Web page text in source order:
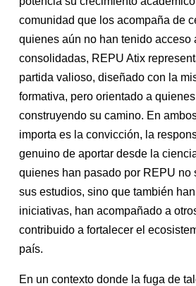
comunidad que los acompaña de
quienes aún no han tenido acceso
consolidadas, REPU Atix
partida valioso, diseñado con la
formativa, pero orientado a
construyendo su camino. En
importa es la convicción, la
genuino de aportar desde la
quienes han pasado por REPU no
sus estudios, sino que también
iniciativas, han acompañado a
contribuido a fortalecer el
país.
En un contexto donde la fuga de